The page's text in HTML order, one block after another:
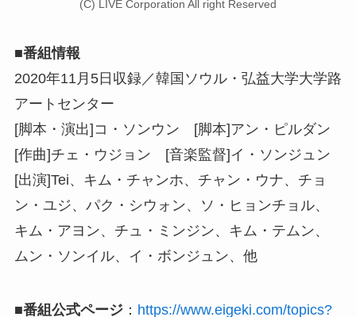
(C) LIVE Corporation All right Reserved
■番組情報
2020年11月5日収録／韓国ソウル・弘益大学大学路
アートセンター
[脚本・演出]コ・ソンウン [脚本]アン・ピルダン
[作曲]チェ・ウジョン [音楽監督]イ・ソンジュン
[出演]Tei、キム・チャンホ、チャン・ウナ、チョ
ン・ユジ、パク・シウォン、ソ・ヒョンチョル、
キム・アヨン、チュ・ミンジン、キム・テムン、
ムン・ソンイル、イ・ボンジュン、他
■番組公式ページ： https://www.eigeki.com/topics?